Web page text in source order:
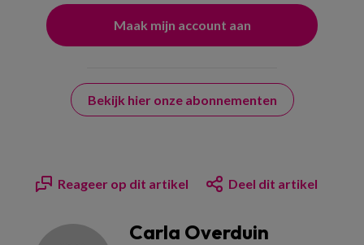
Bekijk hier onze abonnementen
Reageer op dit artikel Deel dit artikel
Carla Overduin